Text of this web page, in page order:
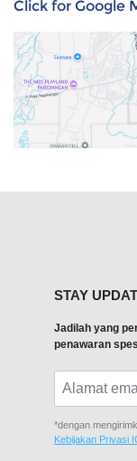
Click for Google
STAY
Jadilah yang
penawaran
*dengan
Kebijakan Privasi